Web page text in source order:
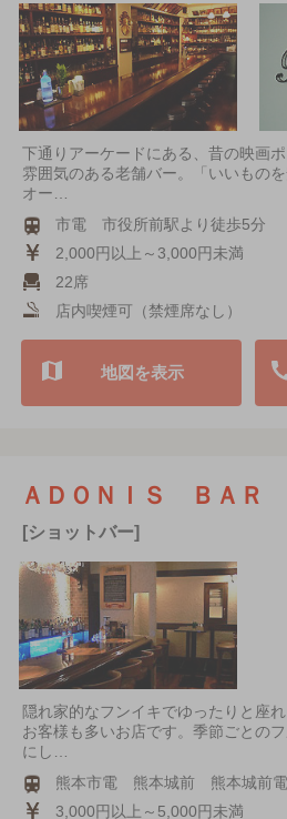
下通りアーケードにある、昔の映画
雰囲気のある老舗バー。「いいもの
オー…
市電 市役所前駅より徒歩5分
2,000円以上～3,000円未満
22席
店内喫煙可（禁煙席なし）
地図を表示
ＡＤＯＮＩＳ ＢＡＲ
[ショットバー]
隠れ家的なフンイキでゆったりと座
お客様も多いお店です。季節ごとの
にし…
熊本市電 熊本城前 熊本城前電
3,000円以上～5,000円未満